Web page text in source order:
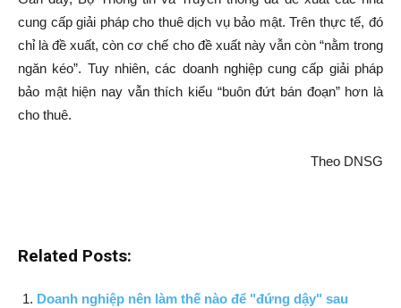
cung cấp giải pháp cho thuê dịch vụ bảo mật. Trên thực tế, đó
chỉ là đề xuất, còn cơ chế cho đề xuất này vẫn còn “nằm trong
ngăn kéo”. Tuy nhiên, các doanh nghiệp cung cấp giải pháp
bảo mật hiện nay vẫn thích kiểu “buôn đứt bán đoạn” hơn là
cho thuê.
Theo DNSG
Related Posts:
Doanh nghiệp nên làm thế nào để "đứng dậy" sau